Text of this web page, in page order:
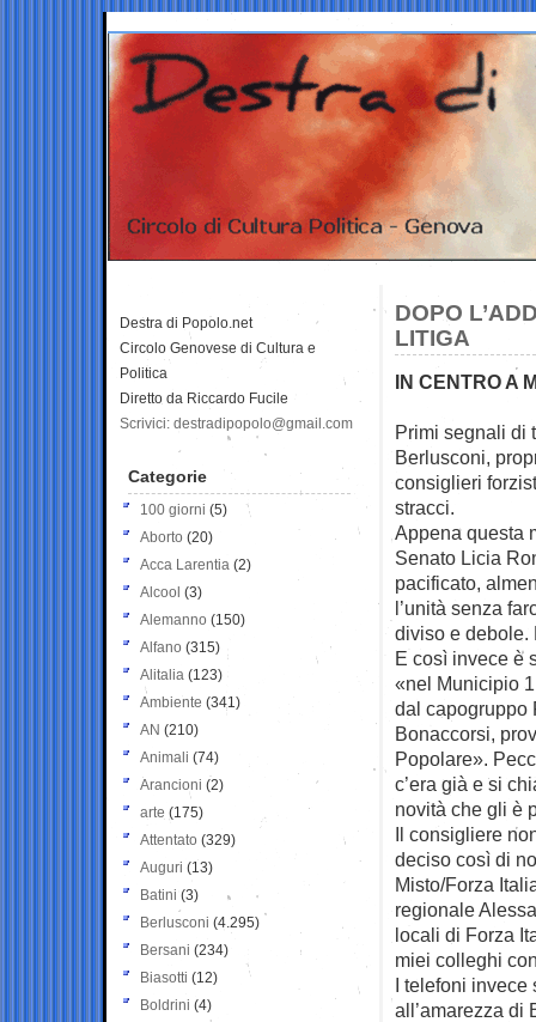
DOPO
LITIGA
IN CENTRO A
Primi segnali di
Berlusconi,
consiglieri
stracci.
Appena questa
Senato Licia
pacificato,
l’unità senza
diviso e debole.
E così invece è
«nel Municipio
dal capogruppo
Bonaccorsi,
Popolare».
c’era già e si
novità che gli è
Il consigliere
deciso così di
Misto/Forza
regionale
locali di Forza
miei colleghi
I telefoni invece
all’amarezza di
Destra di Popolo.net
Circolo Genovese di Cultura e
Politica
Diretto da Riccardo Fucile
Scrivici: destradipopolo@gmail.com
Categorie
100 giorni (5)
Aborto (20)
Acca Larentia (2)
Alcool (3)
Alemanno (150)
Alfano (315)
Alitalia (123)
Ambiente (341)
AN (210)
Animali (74)
Arancioni (2)
arte (175)
Attentato (329)
Auguri (13)
Batini (3)
Berlusconi (4.295)
Bersani (234)
Biasotti (12)
Boldrini (4)